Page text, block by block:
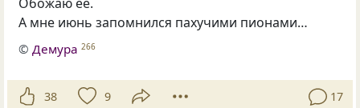
А мне июнь запомнился пахучими пионами…
© Демура 266
38 9 17